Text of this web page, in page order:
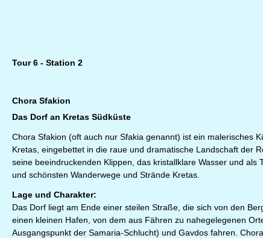
Tour 6 - Station 2
Chora Sfakion
Das Dorf an Kretas Südküste
Chora Sfakion (oft auch nur Sfakia genannt) ist ein malerisches
Kretas, eingebettet in die raue und dramatische Landschaft der
seine beeindruckenden Klippen, das kristallklare Wasser und als
und schönsten Wanderwege und Strände Kretas.
Lage und Charakter:
Das Dorf liegt am Ende einer steilen Straße, die sich von den
einen kleinen Hafen, von dem aus Fähren zu nahegelegenen
Ausgangspunkt der Samaria-Schlucht) und Gavdos fahren.